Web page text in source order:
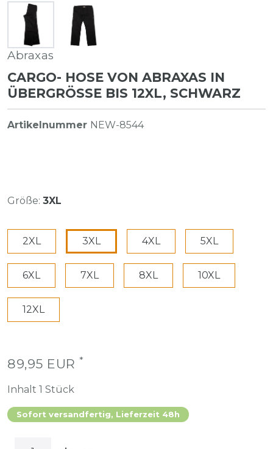
Abraxas
CARGO- HOSE VON ABRAXAS IN
ÜBERGRÖSSE BIS 12XL, SCHWARZ
Artikelnummer NEW-8544
Größe: 3XL
2XL 3XL 4XL 5XL
6XL 7XL 8XL 10XL
12XL
89,95 EUR *
Inhalt 1 Stück
Sofort versandfertig, Lieferzeit 48h